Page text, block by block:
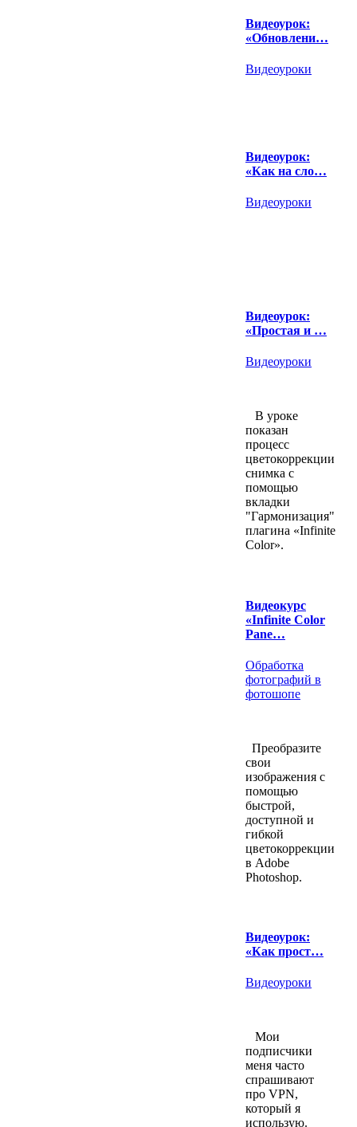
Видеоурок:
«Обновлени…
Видеоуроки
Видеоурок:
«Как на сло…
Видеоуроки
Видеоурок:
«Простая и …
Видеоуроки
В уроке
показан
процесс
цветокоррекции
снимка с
помощью
вкладки
"Гармонизация"
плагина «Infinite
Color».
Видеокурс
«Infinite Color
Pane…
Обработка
фотографий в
фотошопе
Преобразите
свои
изображения с
помощью
быстрой,
доступной и
гибкой
цветокоррекции
в Adobe
Photoshop.
Видеоурок:
«Как прост…
Видеоуроки
Мои
подписчики
меня часто
спрашивают
про VPN,
который я
использую.